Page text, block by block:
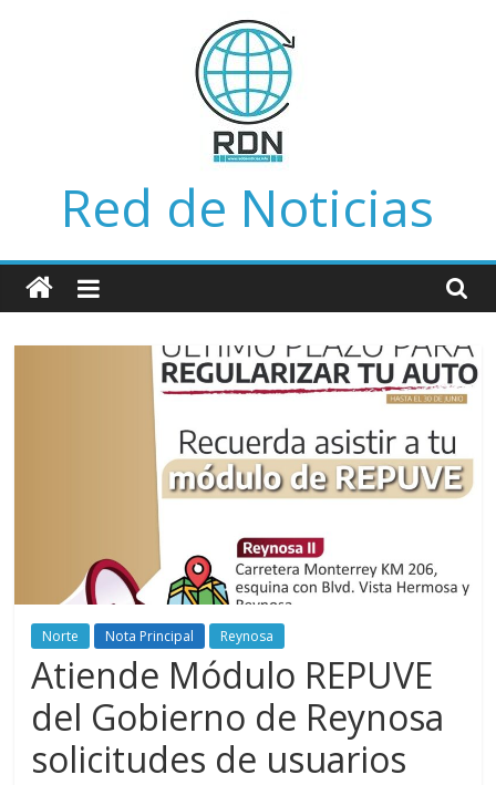
Red de Noticias
Norte Nota Principal Reynosa
Atiende Módulo REPUVE
del Gobierno de Reynosa
solicitudes de usuarios